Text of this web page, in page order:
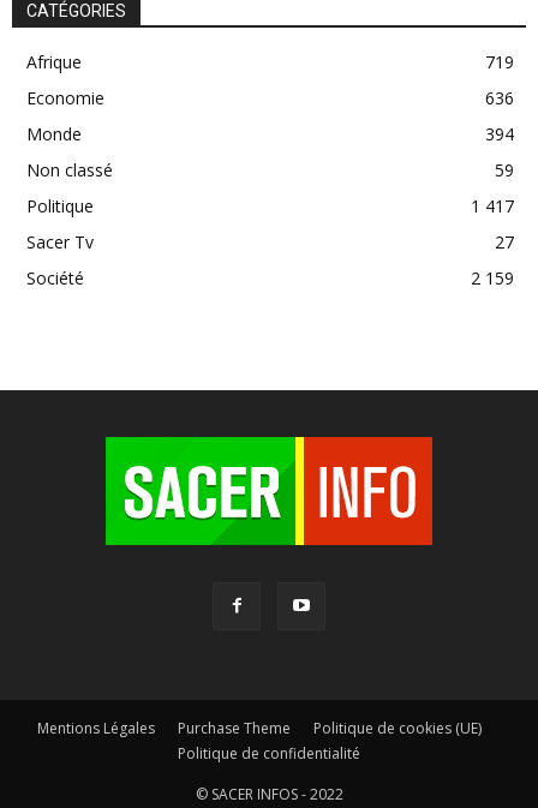
CATÉGORIES
Afrique
719
Economie
636
Monde
394
Non classé
59
Politique
1 417
Sacer Tv
27
Société
2 159
Mentions Légales Purchase Theme
Politique de cookies (UE)
Politique de confidentialité
© SACER INFOS - 2022